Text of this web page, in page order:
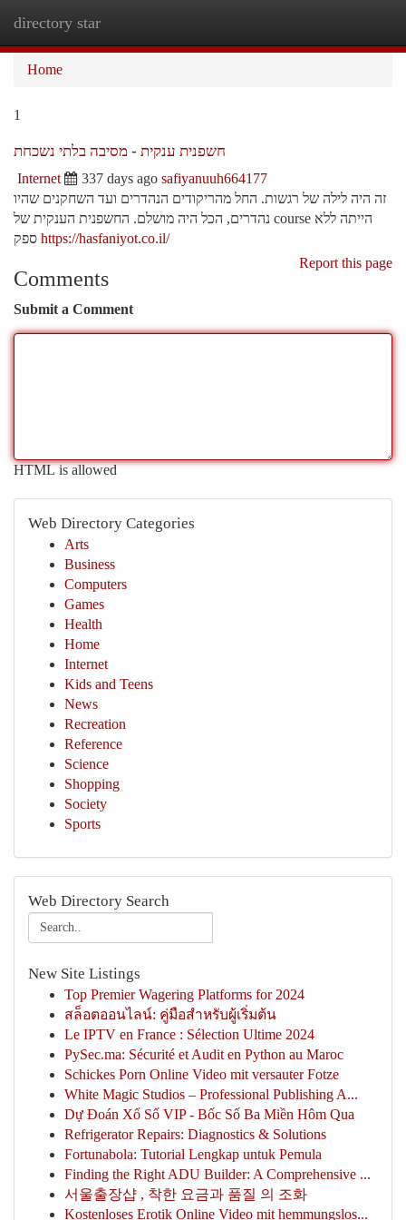
directory star
Home
1
חשפנית ענקית - מסיבה בלתי נשכחת
Internet 337 days ago safiyanuuh664177
זה היה לילה של רגשות. החל מהריקודים הנהדרים ועד השחקנים שהיו
נהדרים, הכל היה מושלם. החשפנית הענקית של course הייתה ללא
https://hasfaniyot.co.il/
Report this page
Comments
Submit a Comment
HTML is allowed
Web Directory Categories
Arts
Business
Computers
Games
Health
Home
Internet
Kids and Teens
News
Recreation
Reference
Science
Shopping
Society
Sports
Web Directory Search
New Site Listings
Top Premier Wagering Platforms for 2024
สล็อตออนไลน์: คู่มือสำหรับผู้เริ่มต้น
Le IPTV en France : Sélection Ultime 2024
PySec.ma: Sécurité et Audit en Python au Maroc
Schickes Porn Online Video mit versauter Fotze
White Magic Studios – Professional Publishing A...
Dự Đoán Xổ Số VIP - Bốc Số Ba Miền Hôm Qua
Refrigerator Repairs: Diagnostics & Solutions
Fortunabola: Tutorial Lengkap untuk Pemula
Finding the Right ADU Builder: A Comprehensive ...
서울출장샵 , 착한 요금과 품질 의 조화
Kostenloses Erotik Online Video mit hemmungslos...